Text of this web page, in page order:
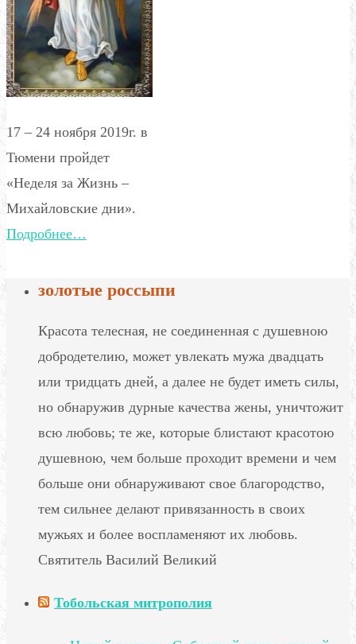
17 – 24 ноября 2019г. в
Тюмени пройдет
«Неделя за Жизнь –
Михайловские дни».
Подробнее…
золотые россыпи
Красота телесная, не соединенная с душевною
добродетелию, может увлекать мужа двадцать
или тридцать дней, а далее не будет иметь силы,
но обнаружив дурные качества жены, уничтожит
всю любовь; те же, которые блистают красотою
душевною, чем больше проходит времени и чем
больше они обнаруживают свое благородство,
тем сильнее делают привязанность в своих
мужьях и более воспламеняют их любовь.
Святитель Василий Великий
Тобольская митрополия